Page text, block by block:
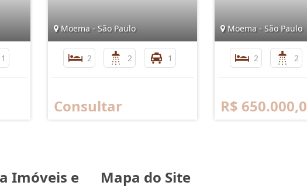
1
Moema - São Paulo
2 2 1
Consultar
Moema - São Paulo
2 2
R$
Imóveis e Mapa do Site